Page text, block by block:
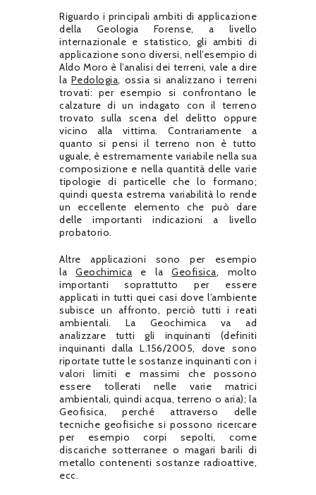
Riguardo i principali ambiti di applicazione
della Geologia Forense, a livello
internazionale e statistico, gli ambiti di
applicazione sono diversi, nell’esempio di
Aldo Moro è l’analisi dei terreni, vale a dire
la Pedologia, ossia si analizzano i terreni
trovati: per esempio si confrontano le
calzature di un indagato con il terreno
trovato sulla scena del delitto oppure
vicino alla vittima. Contrariamente a
quanto si pensi il terreno non è tutto
uguale, è estremamente variabile nella sua
composizione e nella quantità delle varie
tipologie di particelle che lo formano;
quindi questa estrema variabilità lo rende
un eccellente elemento che può dare
delle importanti indicazioni a livello
probatorio.
Altre applicazioni sono per esempio
laGeochimica e laGeofisica, molto
importanti soprattutto per essere
applicati in tutti quei casi dove l’ambiente
subisce un affronto, perciò tutti i reati
ambientali. La Geochimica va ad
analizzare tutti gli inquinanti (definiti
inquinanti dalla L.156/2005, dove sono
riportate tutte le sostanze inquinanti con i
valori limiti e massimi che possono
essere tollerati nelle varie matrici
ambientali, quindi acqua, terreno o aria); la
Geofisica, perché attraverso delle
tecniche geofisiche si possono ricercare
per esempio corpi sepolti, come
discariche sotterranee o magari barili di
metallo contenenti sostanze radioattive,
ecc.